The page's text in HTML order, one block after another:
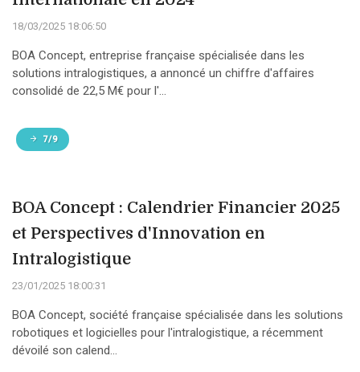
18/03/2025 18:06:50
BOA Concept, entreprise française spécialisée dans les
solutions intralogistiques, a annoncé un chiffre d'affaires
consolidé de 22,5 M€ pour l'...
7/9
BOA Concept : Calendrier Financier 2025
et Perspectives d'Innovation en
Intralogistique
23/01/2025 18:00:31
BOA Concept, société française spécialisée dans les solutions
robotiques et logicielles pour l'intralogistique, a récemment
dévoilé son calend...